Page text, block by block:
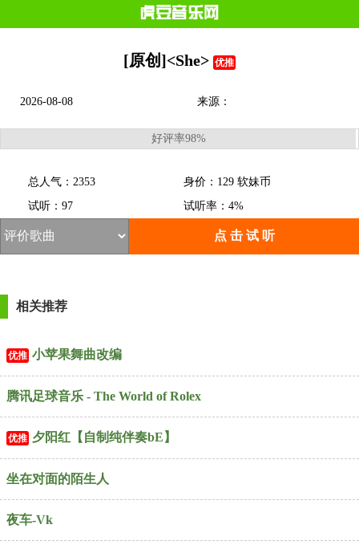
[原创]<She> 优推
2026-08-08 来源：
好评率98%
总人气：2353
身价：129 软妹币
试听：97
试听率：4%
点 击 试 听
相关推荐
优推 小苹果舞曲改编
腾讯足球音乐 - The World of Rolex
优推 夕阳红【自制纯伴奏bE】
坐在对面的陌生人
夜车-Vk